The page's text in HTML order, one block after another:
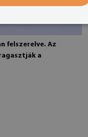
felszerelve. Az
a